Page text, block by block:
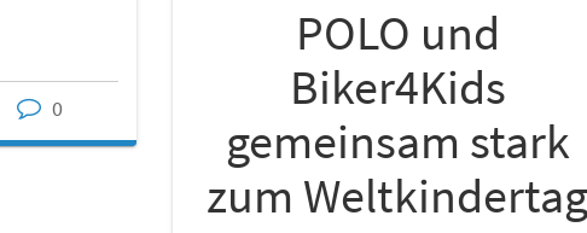
0
POLO und
Biker4Kids
gemeinsam stark
zum